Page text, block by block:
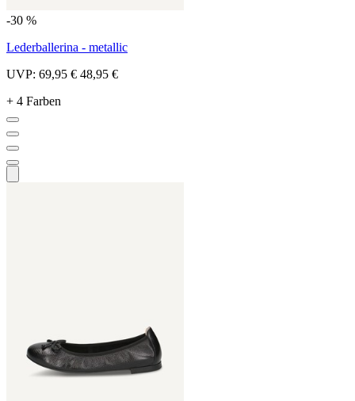
-30 %
Lederballerina - metallic
UVP: 69,95 € 48,95 €
+ 4 Farben